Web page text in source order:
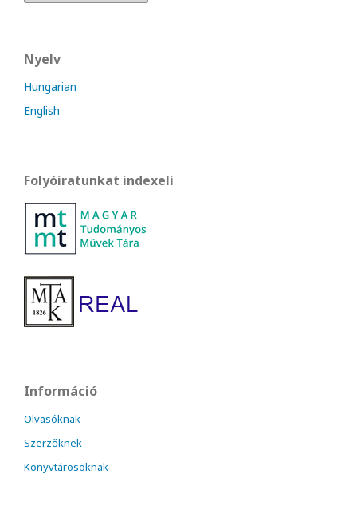
Nyelv
Hungarian
English
Folyóiratunkat indexeli
Információ
Olvasóknak
Szerzőknek
Könyvtárosoknak